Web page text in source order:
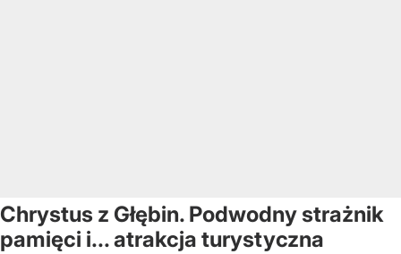
Chrystus z Głębin. Podwodny strażnik
pamięci i... atrakcja turystyczna